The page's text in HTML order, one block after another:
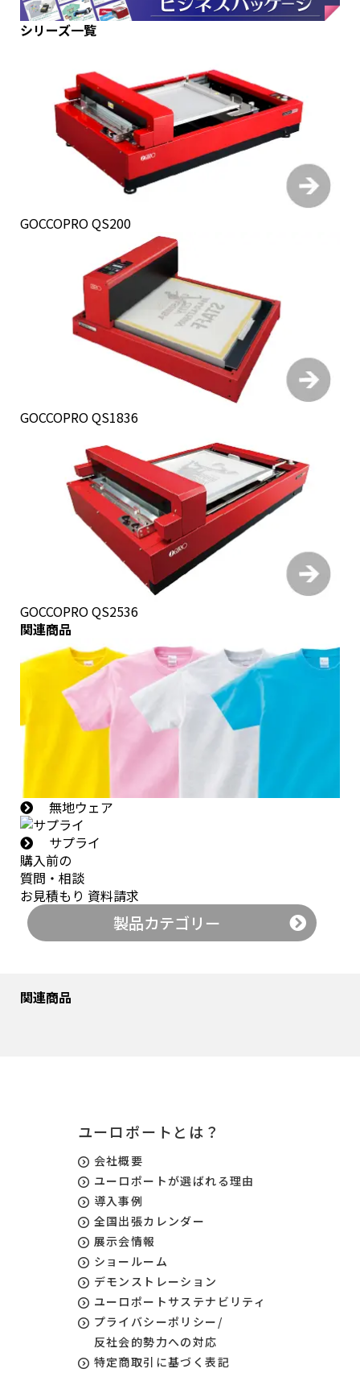
シリーズ一覧
GOCCOPRO QS200
GOCCOPRO QS1836
GOCCOPRO QS2536
関連商品
無地ウェア
サプライ
購入前の
質問・相談
お見積もり 資料請求
製品カテゴリー
関連商品
ユーロポートとは？
会社概要
ユーロポートが選ばれる理由
導入事例
全国出張カレンダー
展示会情報
ショールーム
デモンストレーション
ユーロポートサステナビリティ
プライバシーポリシー/
反社会的勢力への対応
特定商取引に基づく表記